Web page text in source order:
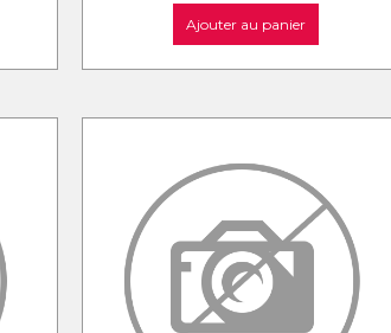
Ajouter au panier